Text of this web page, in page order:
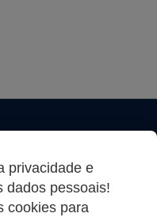
privacidade e
dados pessoais!
cookies para